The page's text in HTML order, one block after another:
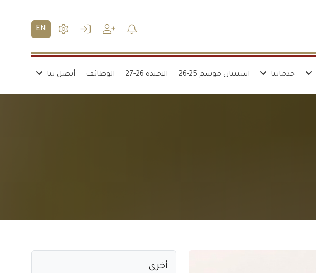
EN
خدماتنا استبيان موسم 25-26 الاجندة 26-27 الوظائف أتصل بنا
أخرى